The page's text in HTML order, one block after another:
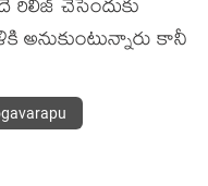
రిలీజ్ చేసేందుకు
అనుకుంటున్నారు కానీ